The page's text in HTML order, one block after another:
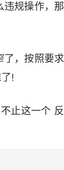
违规操作，那
了，按照要求
!
止这一个 反